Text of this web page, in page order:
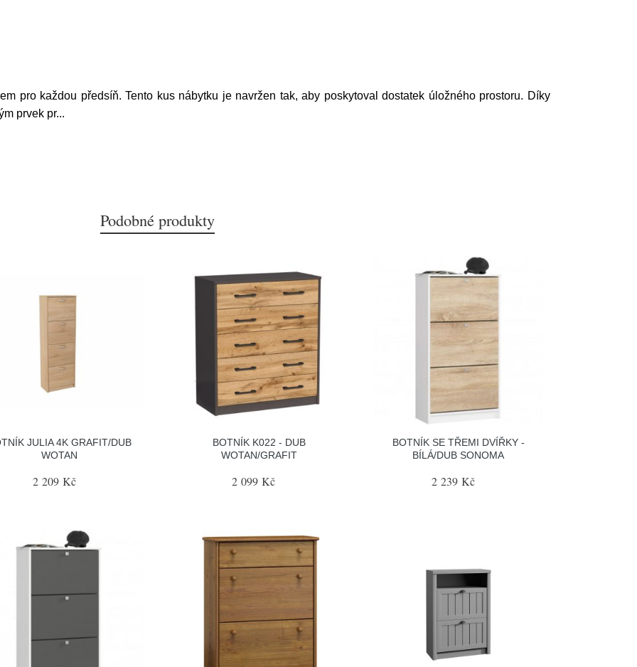
pro každou předsíň. Tento kus nábytku je navržen tak, aby poskytoval dostatek úložného prostoru. Díky
prvek pr...
Podobné produkty
JULIA 4K GRAFIT/DUB
WOTAN
2 209 Kč
BOTNÍK K022 - DUB
WOTAN/GRAFIT
2 099 Kč
BOTNÍK SE TŘEMI DVÍŘKY -
BÍLÁ/DUB SONOMA
2 239 Kč